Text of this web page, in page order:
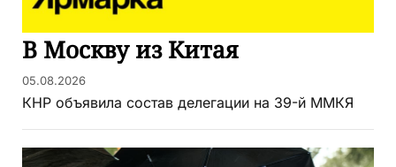
В Москву из Китая
05.08.2026
КНР объявила состав делегации на 39-й ММКЯ